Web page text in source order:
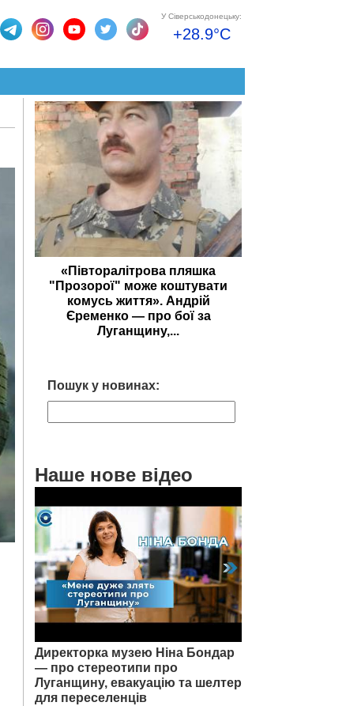
У Сіверськодонецьку:
+28.9°C
«Півторалітрова пляшка
"Прозорої" може коштувати
комусь життя». Андрій
Єременко — про бої за
Луганщину,...
Пошук у новинах:
Наше нове відео
Директорка музею Ніна Бондар
— про стереотипи про
Луганщину, евакуацію та шелтер
для переселенців